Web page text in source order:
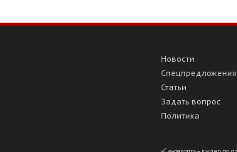
Новости
Спецпредложения
Статьи
Задать вопрос
Политика